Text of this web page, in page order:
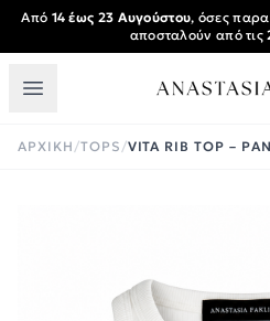
Skip to main content
Από 14 έως 23 Αυγούστου, όσες
αποσταλούν από τις
ΑΡΧΙΚΉ /TOPS /VITA RIB TOP –